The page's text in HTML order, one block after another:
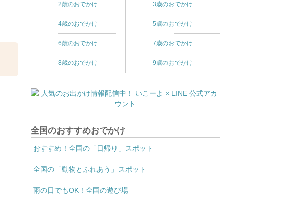
2歳のおでかけ 3歳のおでかけ
4歳のおでかけ 5歳のおでかけ
6歳のおでかけ 7歳のおでかけ
8歳のおでかけ 9歳のおでかけ
全国のおすすめおでかけ
おすすめ！全国の「日帰り」スポット
全国の「動物とふれあう」スポット
雨の日でもOK！全国の遊び場